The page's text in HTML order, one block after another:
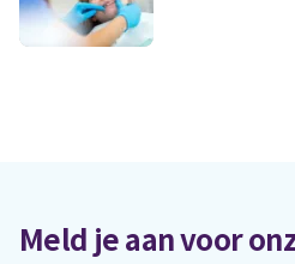
Meld je aan voor